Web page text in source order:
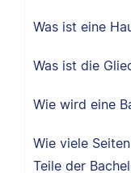
Was ist eine
Was ist die
Wie wird eine
Wie viele
Teile der